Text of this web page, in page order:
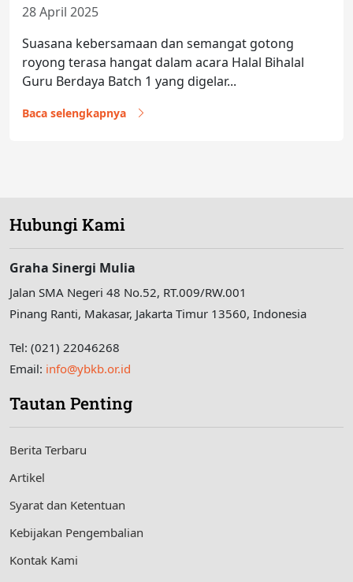
28 April 2025
Suasana kebersamaan dan semangat gotong
royong terasa hangat dalam acara Halal Bihalal
Guru Berdaya Batch 1 yang digelar...
Baca selengkapnya
Hubungi Kami
Graha Sinergi Mulia
Jalan SMA Negeri 48 No.52, RT.009/RW.001
Pinang Ranti, Makasar, Jakarta Timur 13560, Indonesia
Tel: (021) 22046268
Email: info@ybkb.or.id
Tautan Penting
Berita Terbaru
Artikel
Syarat dan Ketentuan
Kebijakan Pengembalian
Kontak Kami